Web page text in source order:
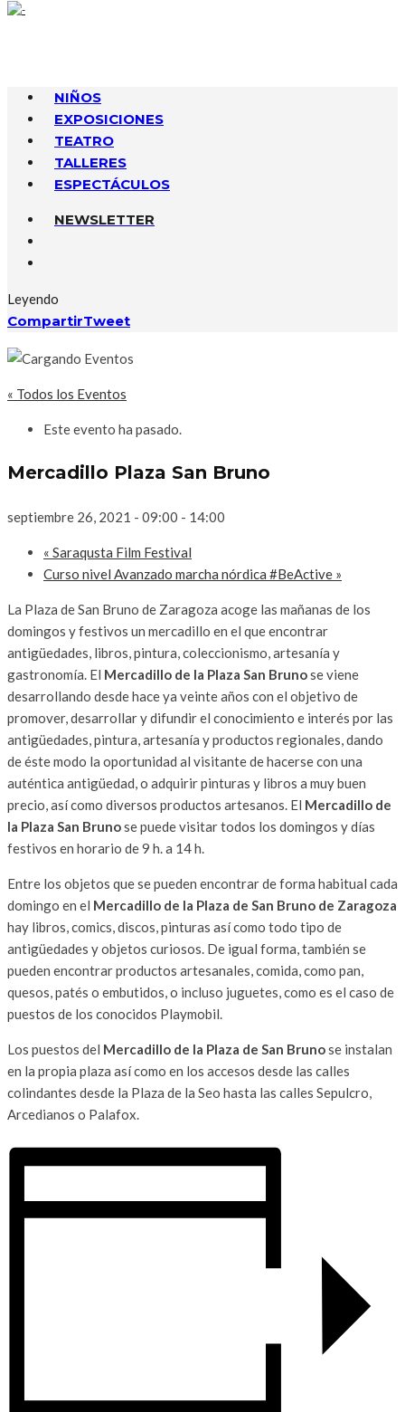
NIÑOS
EXPOSICIONES
TEATRO
TALLERES
ESPECTÁCULOS
NEWSLETTER
Leyendo
CompartirTweet
« Todos los Eventos
Este evento ha pasado.
Mercadillo Plaza San Bruno
septiembre 26, 2021 - 09:00 - 14:00
« Saraqusta Film Festival
Curso nivel Avanzado marcha nórdica #BeActive »
La Plaza de San Bruno de Zaragoza acoge las mañanas de los
domingos y festivos un mercadillo en el que encontrar
antigüedades, libros, pintura, coleccionismo, artesanía y
gastronomía. El Mercadillo de la Plaza San Brunose viene
desarrollando desde hace ya veinte años con el objetivo de
promover, desarrollar y difundir el conocimiento e interés por las
antigüedades, pintura, artesanía y productos regionales, dando
de éste modo la oportunidad al visitante de hacerse con una
auténtica antigüedad, o adquirir pinturas y libros a muy buen
precio, así como diversos productos artesanos. El Mercadillo de
la Plaza San Brunose puede visitar todos los domingos y días
festivos en horario de 9 h. a 14 h.
Entre los objetos que se pueden encontrar de forma habitual cada
domingo en el Mercadillo de la Plaza de San Bruno de Zaragoza
hay libros, comics, discos, pinturas así como todo tipo de
antigüedades y objetos curiosos. De igual forma, también se
pueden encontrar productos artesanales, comida, como pan,
quesos, patés o embutidos, o incluso juguetes, como es el caso de
puestos de los conocidos Playmobil.
Los puestos del Mercadillo de la Plaza de San Brunose instalan
en la propia plaza así como en los accesos desde las calles
colindantes desde la Plaza de la Seo hasta las calles Sepulcro,
Arcedianos o Palafox.